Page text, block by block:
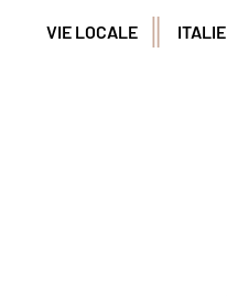
VIE LOCALE ITALIE